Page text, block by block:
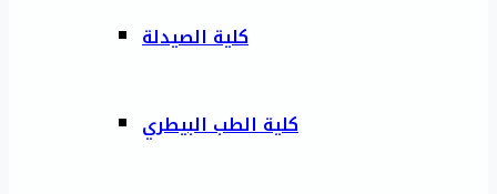
كلية الصيدلة
كلية الطب البيطري